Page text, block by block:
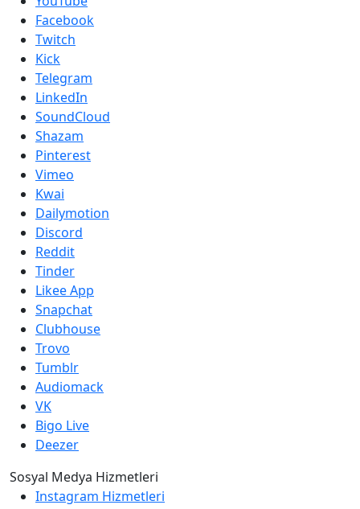
Facebook
Twitch
Kick
Telegram
LinkedIn
SoundCloud
Shazam
Pinterest
Vimeo
Kwai
Dailymotion
Discord
Reddit
Tinder
Likee App
Snapchat
Clubhouse
Trovo
Tumblr
Audiomack
VK
Bigo Live
Deezer
Sosyal Medya Hizmetleri
Instagram Hizmetleri